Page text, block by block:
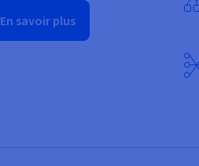
En savoir plus